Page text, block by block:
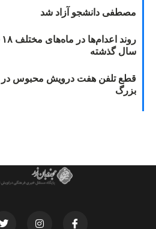
مصطفی دانشجو آزاد شد
سال گذشته
قطع تلفن هفت درویش محبوس در
بزرگ